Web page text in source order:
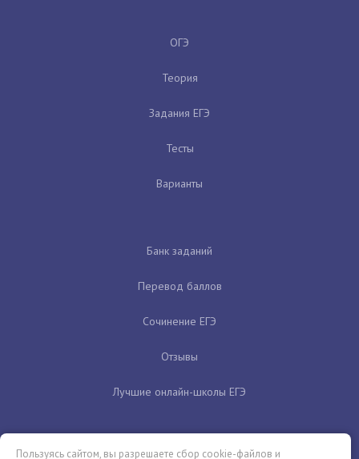
ОГЭ
Теория
Задания ЕГЭ
Тесты
Варианты
Банк заданий
Перевод баллов
Сочинение ЕГЭ
Отзывы
Лучшие онлайн-школы ЕГЭ
Пользуясь сайтом, вы разрешаете сбор cookie-файлов и